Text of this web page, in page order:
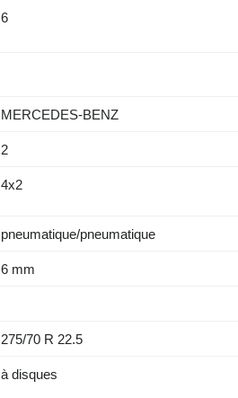
6
MERCEDES-BENZ
2
4x2
pneumatique/pneumatique
6 mm
275/70 R 22.5
à disques